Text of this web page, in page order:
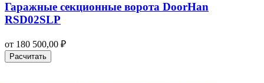
Гаражные секционные ворота DoorHan
RSD02SLP
от 180 500,00 ₽
Расчитать